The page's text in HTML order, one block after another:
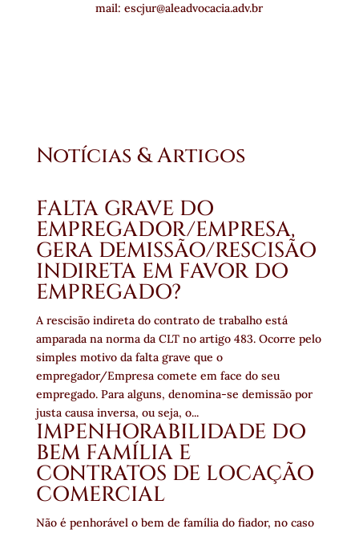
mail: escjur@aleadvocacia.adv.br
Notícias & Artigos
FALTA GRAVE DO
EMPREGADOR/EMPRESA,
GERA DEMISSÃO/RESCISÃO
INDIRETA EM FAVOR DO
EMPREGADO?
A rescisão indireta do contrato de trabalho está
amparada na norma da CLT no artigo 483. Ocorre pelo
simples motivo da falta grave que o
empregador/Empresa comete em face do seu
empregado. Para alguns, denomina-se demissão por
justa causa inversa, ou seja, o...
IMPENHORABILIDADE DO
BEM FAMÍLIA E
CONTRATOS DE LOCAÇÃO
COMERCIAL
Não é penhorável o bem de família do fiador, no caso